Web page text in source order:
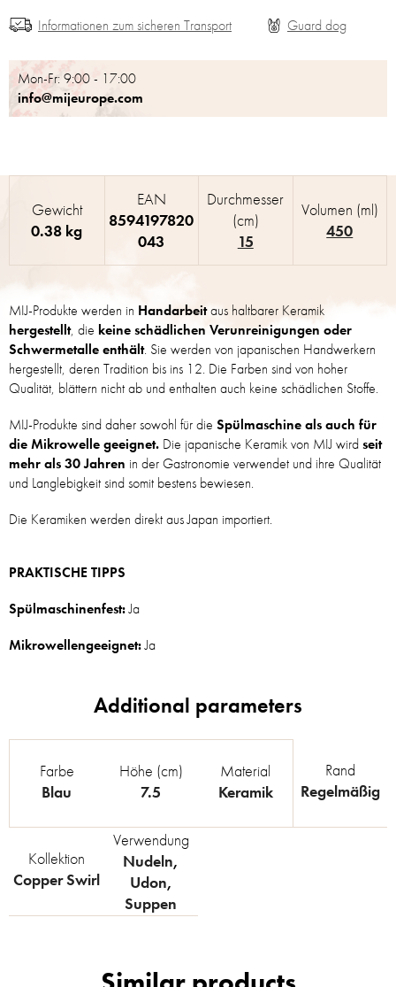
Mon-Fr: 9:00 - 17:00
info@mijeurope.com
Informationen zum sicheren Transport
MIJ-Produkte werden in Handarbeitaus haltbarer Keramik
hergestellt, die keine schädlichen Verunreinigungen oder
Schwermetalle enthält. Sie werden von japanischen Handwerkern
hergestellt, deren Tradition bis ins 12. Die Farben sind von hoher
Qualität, blättern nicht ab und enthalten auch keine schädlichen Stoffe.
MIJ-Produkte sind daher sowohl für die Spülmaschine als auch für
die Mikrowelle geeignet. Die japanische Keramik von MIJ wirdseit
mehr als 30 Jahren in der Gastronomie verwendet und ihre Qualität
und Langlebigkeit sind somit bestens bewiesen.
Die Keramiken werden direkt aus Japan importiert.
PRAKTISCHE TIPPS
Spülmaschinenfest:Ja
Mikrowellengeeignet:Ja
Gewicht
0.38 kg
EAN
8594197820
043
Durchmesser
(cm)
15
Volumen (ml)
450
Farbe
Blau
Höhe (cm)
7.5
Material
Keramik
Rand
Regelmäßig
Kollektion
Copper Swirl
Verwendung
Nudeln,
Udon,
Suppen